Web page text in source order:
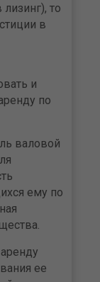
то
в
и
по
валовой
ему по
ее